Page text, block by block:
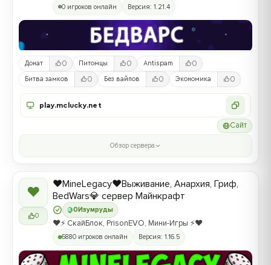
0 игроков онлайн Версия: 1.21.4
Донат 0 Питомцы 0 Antispam 0
Битва замков 0 Без вайпов 0 Экономика 0
play.mclucky.net
Сайт
Обзор сервера
❤
0
0 Изумруды
❤️MineLegacy❤️Выживание, Анархия, Гриф,
BedWars💎 сервер Майнкрафт
❤️⚡️ СкайБлок, PrisonEVO, Мини-Игры ⚡️❤️
6880 игроков онлайн Версия: 1.16.5